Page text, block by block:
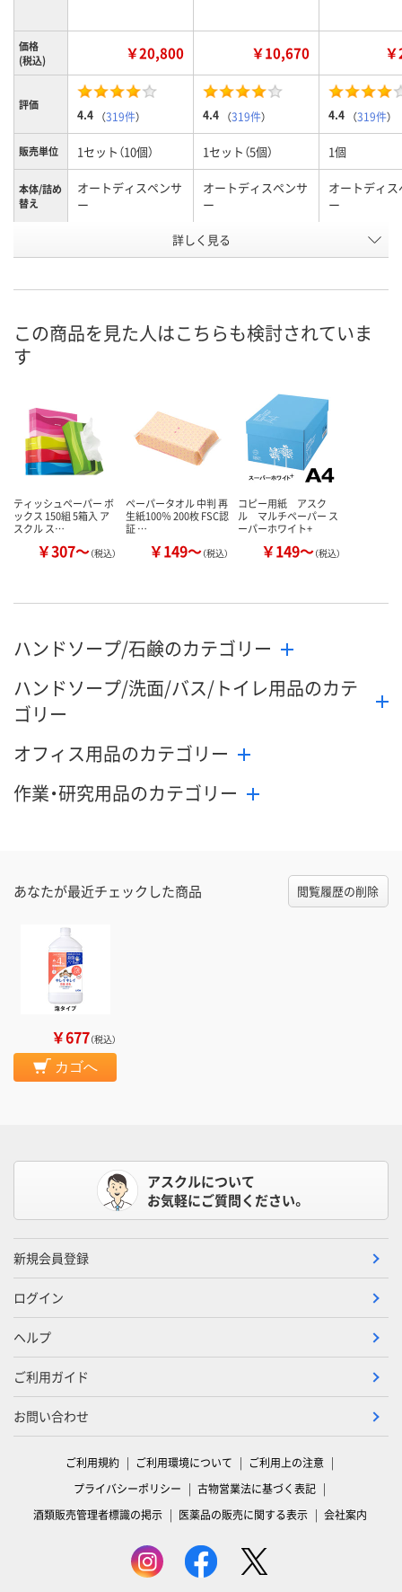
価格
(税込)
￥20,800 ￥10,670
評価
4.4 （319件） 4.4 （319件） 4.4 （319件）
販売単位 1セット（10個） 1セット（5個） 1個
本体/詰め
替え
オートディスペンサ
ー
オートディスペンサ
ー
オートディ
ー
シトラスフルーティ
の香り
シトラスフルーティ
の香り
シトラスフ
の香り
お申込番
在庫 3点 6点 あり
数量
カゴへ カゴへ
詳しく見る
この商品を見た人はこちらも検討されていま
す
ティッシュペーパー ボ
ックス 150組 5箱入 ア
スクル ス…
￥307～（税込）
ペーパータオル 中判 再
生紙100％ 200枚 FSC認
証 …
￥149～（税込）
コピー用紙 アスク
ル マルチペーパー ス
ーパーホワイト+
￥149～（税込）
ハンドソープ/石鹸のカテゴリー
ハンドソープ/洗面/バス/トイレ用品のカテ
ゴリー
オフィス用品のカテゴリー
作業・研究用品のカテゴリー
あなたが最近チェックした商品 閲覧履歴の削除
￥677（税込）
カゴへ
アスクルについて
お気軽にご質問ください。
新規会員登録
ログイン
ヘルプ
ご利用ガイド
お問い合わせ
ご利用規約 ご利用環境について
ご利用上の注意
プライバシーポリシー
古物営業法に基づく表記
酒類販売管理者標識の掲示
医薬品の販売に関する表示 会社案内